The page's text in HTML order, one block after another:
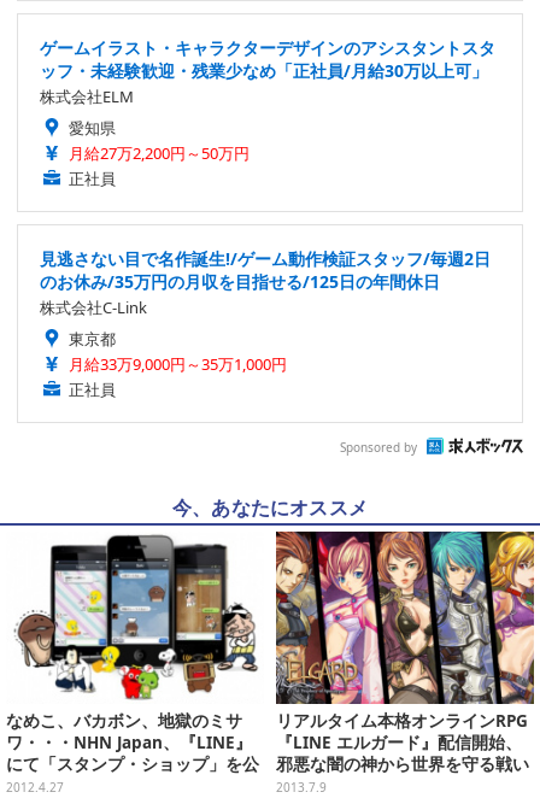
ゲームイラスト・キャラクターデザインのアシスタントスタ
ッフ・未経験歓迎・残業少なめ「正社員/月給30万以上可」
株式会社ELM
愛知県
月給27万2,200円～50万円
正社員
見逃さない目で名作誕生!/ゲーム動作検証スタッフ/毎週2日
のお休み/35万円の月収を目指せる/125日の年間休日
株式会社C-Link
東京都
月給33万9,000円～35万1,000円
正社員
Sponsored by
今、あなたにオススメ
なめこ、バカボン、地獄のミサ
ワ・・・NHN Japan、『LINE』
にて「スタンプ・ショップ」を公
開
2012.4.27
リアルタイム本格オンラインRPG
『LINE エルガード』配信開始、
邪悪な闇の神から世界を守る戦い
へ
2013.7.9